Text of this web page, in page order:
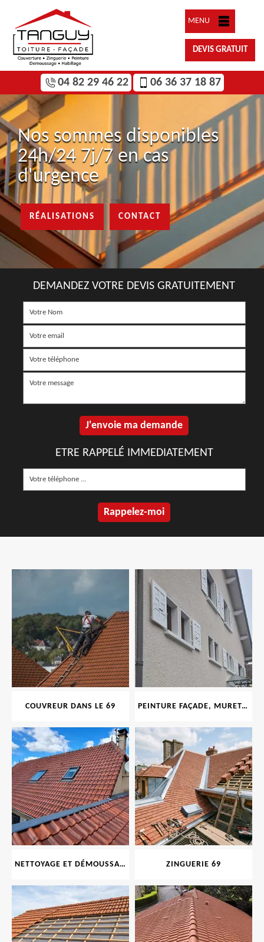
MENU
DEVIS GRATUIT
04 82 29 46 22 06 36 37 18 87
Nos sommes disponibles
24h/24 7j/7 en cas
d'urgence
RÉALISATIONS CONTACT
DEMANDEZ VOTRE DEVIS GRATUITEMENT
ETRE RAPPELÉ IMMEDIATEMENT
COUVREUR DANS LE 69 PEINTURE FAÇADE, MURET, TOITURE, BOISERIE, FERRONERIE, GOUTTIÈRE 69
NETTOYAGE ET DÉMOUSSAGE DE TOITURE ET FAÇADE 69 ZINGUERIE 69